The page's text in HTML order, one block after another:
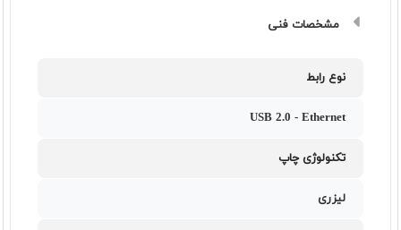
مشخصات فنی
نوع رابط
USB 2.0 - Ethernet
تکنولوژی چاپ
لیزری